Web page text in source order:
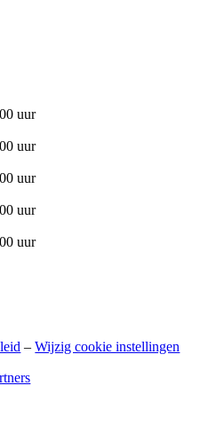
uur
uur
uur
uur
uur
–Wijzig cookie instellingen